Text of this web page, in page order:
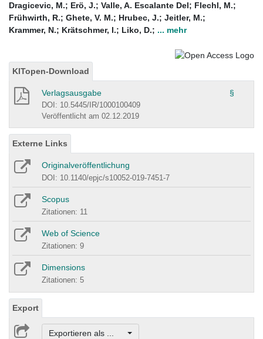
Dragicevic, M.; Erö, J.; Valle, A. Escalante Del; Flechl, M.;
Frühwirth, R.; Ghete, V. M.; Hrubec, J.; Jeitler, M.;
Krammer, N.; Krätschmer, I.; Liko, D.; ... mehr
KITopen-Download
Verlagsausgabe §
DOI: 10.5445/IR/1000100409
Veröffentlicht am 02.12.2019
Externe Links
Originalveröffentlichung
DOI: 10.1140/epjc/s10052-019-7451-7
Scopus
Zitationen: 11
Web of Science
Zitationen: 9
Dimensions
Zitationen: 5
Export
Exportieren als ...